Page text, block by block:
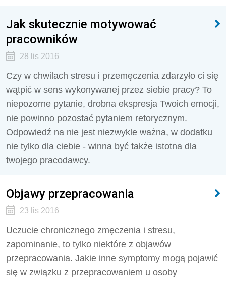
Jak skutecznie motywować
pracowników
28 lis 2016
Czy w chwilach stresu i przemęczenia zdarzyło ci się
wątpić w sens wykonywanej przez siebie pracy? To
niepozorne pytanie, drobna ekspresja Twoich emocji,
nie powinno pozostać pytaniem retorycznym.
Odpowiedź na nie jest niezwykle ważna, w dodatku
nie tylko dla ciebie - winna być także istotna dla
twojego pracodawcy.
Objawy przepracowania
23 lis 2016
Uczucie chronicznego zmęczenia i stresu,
zapominanie, to tylko niektóre z objawów
przepracowania. Jakie inne symptomy mogą pojawić
się w związku z przepracowaniem u osoby